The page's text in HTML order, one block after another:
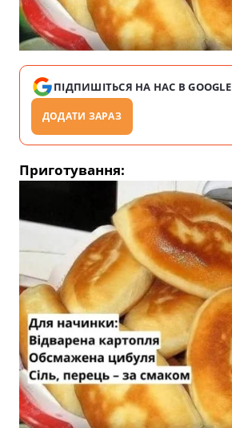
ПІДПИШІТЬСЯ НА НАС В GOOGLE
ДОДАТИ ЗАРАЗ
Приготування: